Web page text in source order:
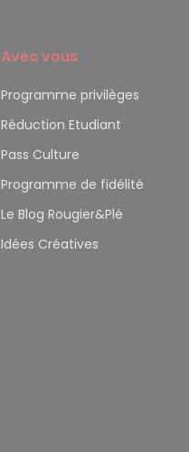
Avec vous
Programme privilèges
Réduction Etudiant
Pass Culture
Programme de fidélité
Le Blog Rougier&Plé
Idées Créatives